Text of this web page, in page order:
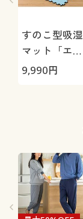
すのこ型吸湿
マット「エア
ージョブ®」
9,990円